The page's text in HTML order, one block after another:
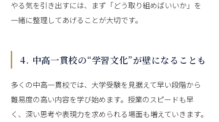
やる気を引き出すには、まず「どう取り組めばいいか」を
一緒に整理してあげることが大切です。
4. 中高一貫校の“学習文化”が壁になることも
多くの中高一貫校では、大学受験を見据えて早い段階から
難易度の高い内容を学び始めます。授業のスピードも早
く、深い思考や表現力を求められる場面も増えていきます。